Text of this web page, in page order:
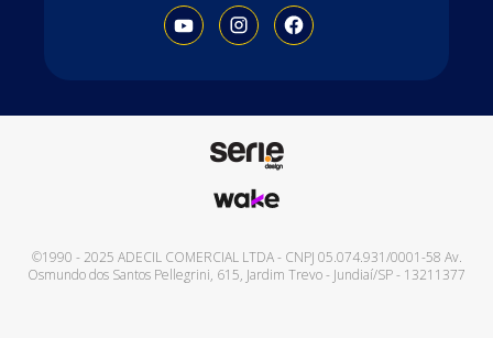
©1990 - 2025 ADECIL COMERCIAL LTDA- CNPJ 05.074.931/0001-58 Av.
Osmundo dos Santos Pellegrini, 615, Jardim Trevo- Jundiaí/SP- 13211377